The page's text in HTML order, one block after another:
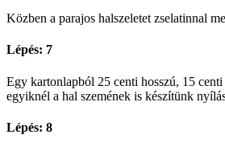
Közben a parajos halszeletet zselatinnal
Lépés: 7
Egy kartonlapból 25 centi hosszú, 15
egyiknél a hal szemének is készítünk
Lépés: 8